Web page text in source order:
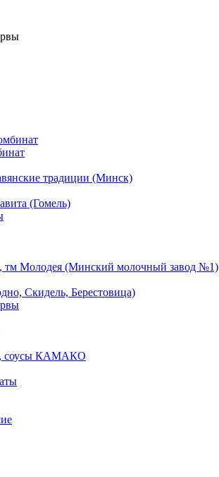
традиции (Минск)
(Гомель)
тм Молодея (Минский молочный завод №1)
Скидель, Берестовица)
соусы КАМАКО